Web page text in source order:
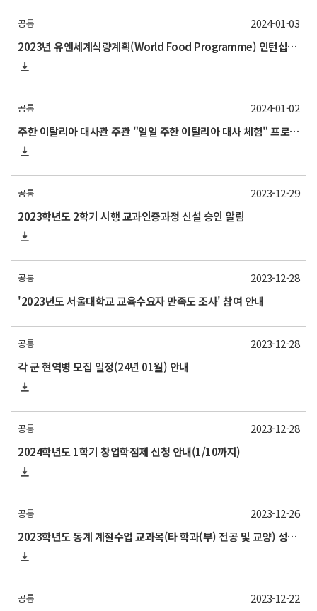
공통
2023년 유엔세계식량계획(World Food Programme) 인턴십 프로그램(한국사무소) 참가자 모집 안내
2024-01-03
공통
주한 이탈리아 대사관 주관 "일일 주한 이탈리아 대사 체험" 프로그램 안내
2024-01-02
공통
2023학년도 2학기 시행 교과인증과정 신설 승인 알림
2023-12-29
공통
'2023년도 서울대학교 교육수요자 만족도 조사' 참여 안내
2023-12-28
공통
각 군 현역병 모집 일정(24년 01월) 안내
2023-12-28
공통
2024학년도 1학기 창업학점제 신청 안내(1/10까지)
2023-12-28
공통
2023학년도 동계 계절수업 교과목(타 학과(부) 전공 및 교양) 성적평가방법 선택제 신청 안내
2023-12-26
공통 2023-12-22